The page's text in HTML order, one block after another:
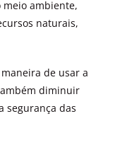
meio ambiente,
naturais,
de usar a
diminuir
segurança das